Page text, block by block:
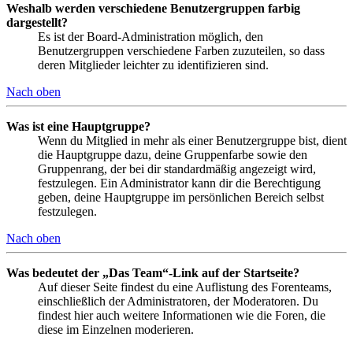
Weshalb werden verschiedene Benutzergruppen farbig
dargestellt?
Es ist der Board-Administration möglich, den
Benutzergruppen verschiedene Farben zuzuteilen, so dass
deren Mitglieder leichter zu identifizieren sind.
Nach oben
Was ist eine Hauptgruppe?
Wenn du Mitglied in mehr als einer Benutzergruppe bist, dient
die Hauptgruppe dazu, deine Gruppenfarbe sowie den
Gruppenrang, der bei dir standardmäßig angezeigt wird,
festzulegen. Ein Administrator kann dir die Berechtigung
geben, deine Hauptgruppe im persönlichen Bereich selbst
festzulegen.
Nach oben
Was bedeutet der „Das Team“-Link auf der Startseite?
Auf dieser Seite findest du eine Auflistung des Forenteams,
einschließlich der Administratoren, der Moderatoren. Du
findest hier auch weitere Informationen wie die Foren, die
diese im Einzelnen moderieren.